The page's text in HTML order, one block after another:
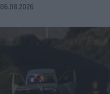
06.08.2026